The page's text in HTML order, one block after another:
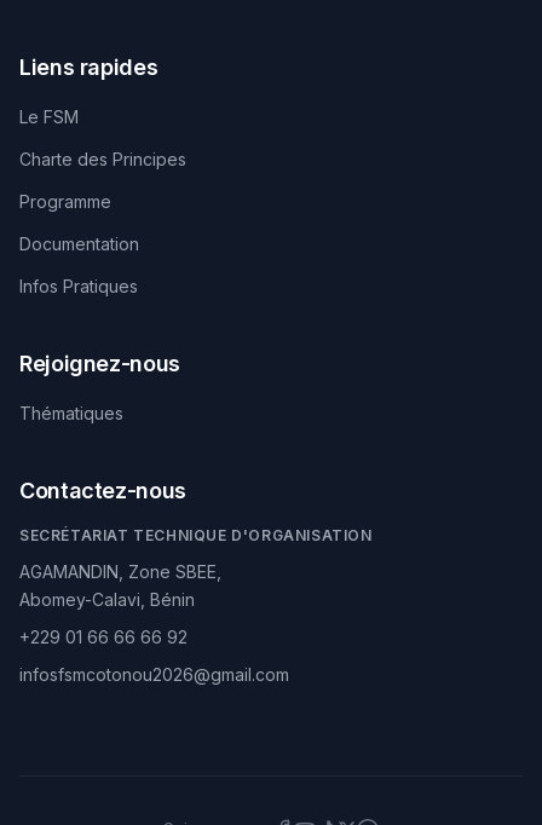
Liens rapides
Le FSM
Charte des Principes
Programme
Documentation
Infos Pratiques
Rejoignez-nous
Thématiques
Contactez-nous
SECRÉTARIAT TECHNIQUE D'ORGANISATION
AGAMANDIN, Zone SBEE,
Abomey-Calavi, Bénin
+229 01 66 66 66 92
infosfsmcotonou2026@gmail.com